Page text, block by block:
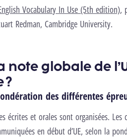
Vocabulary In Use (5th edition),
Redman, Cambridge University.
note globale de
?
des différentes
écrites et orales sont organisées.
en début d’UE, selon la